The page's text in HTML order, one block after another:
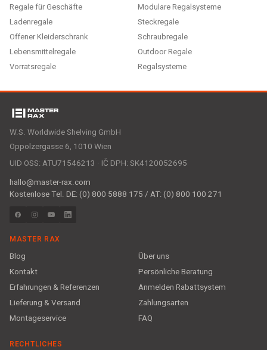
Regale für Geschäfte
Ladenregale
Offener Kleiderschrank
Lebensmittelregale
Vorratsregale
Modulare Regalsysteme
Steckregale
Schraubregale
Outdoor Regale
Regalsysteme
W.S. Worldwide Shelving GmbH
Oppolzergasse 6, 1010 Wien
UID OSS: ATU71546213 · IČ DPH: SK4120052695
hallo@master-rax.com
Kostenlose Tel. DE: (0) 800 5888 175 / AT: (0) 800 100 271
MASTER RAX
Blog
Über uns
Kontakt
Persönliche Beratung
Erfahrungen & Referenzen
Anmelden Rabattsystem
Lieferung & Versand
Zahlungsarten
Montageservice
FAQ
RECHTLICHES